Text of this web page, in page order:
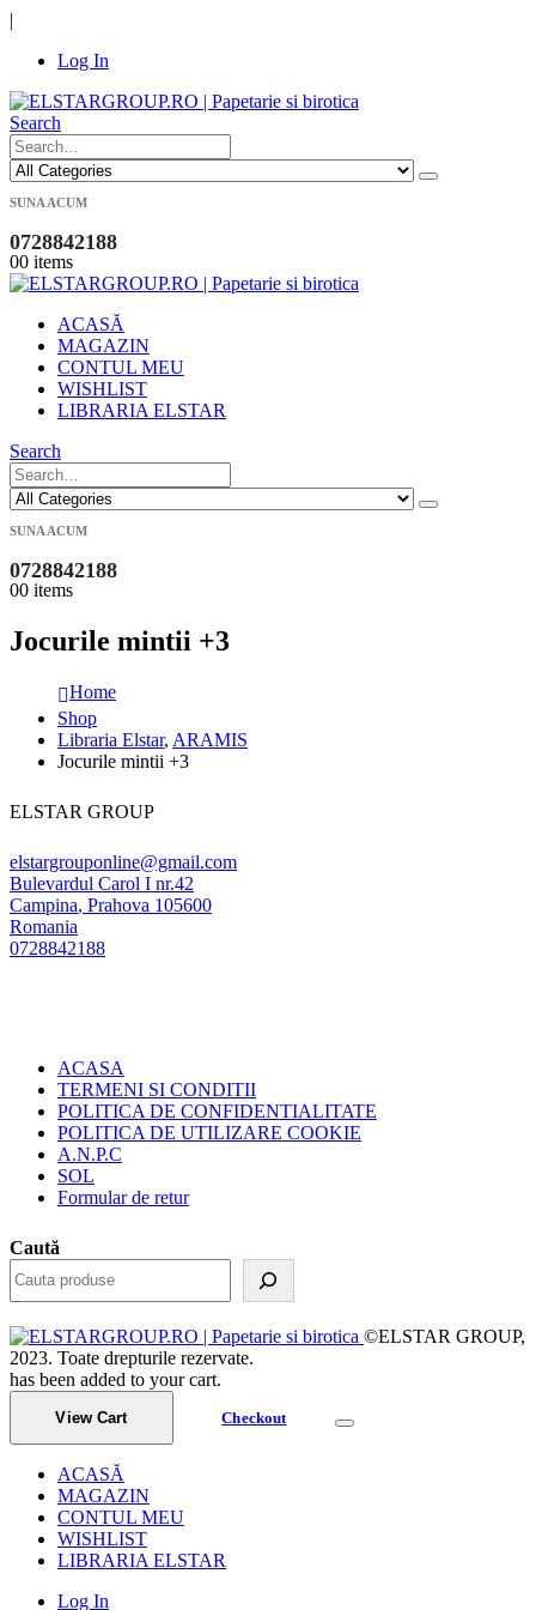
|
Log In
Search
SUNA ACUM
0728842188
00 items
ACASĂ
MAGAZIN
CONTUL MEU
WISHLIST
LIBRARIA ELSTAR
Search
SUNA ACUM
0728842188
00 items
Jocurile mintii +3
Home
Shop
Libraria Elstar, ARAMIS
Jocurile mintii +3
ELSTAR GROUP
elstargrouponline@gmail.com
Bulevardul Carol I nr.42
Campina, Prahova 105600
Romania
0728842188
ACASA
TERMENI SI CONDITII
POLITICA DE CONFIDENTIALITATE
POLITICA DE UTILIZARE COOKIE
A.N.P.C
SOL
Formular de retur
Caută
©ELSTAR GROUP,
2023. Toate drepturile rezervate.
has been added to your cart.
View Cart Checkout
ACASĂ
MAGAZIN
CONTUL MEU
WISHLIST
LIBRARIA ELSTAR
Log In